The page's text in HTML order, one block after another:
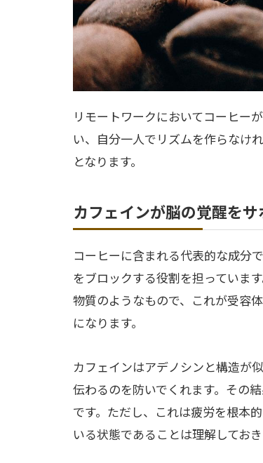
リモートワークにおいてコーヒー
い、自分一人でリズムを作らなけ
となります。
カフェインが脳の覚醒を
コーヒーに含まれる代表的な成分
をブロックする役割を担っていま
物質のようなもので、これが受容
になります。
カフェインはアデノシンと構造が
伝わるのを防いでくれます。その結
です。ただし、これは疲労を根本
いる状態であることは理解しておき